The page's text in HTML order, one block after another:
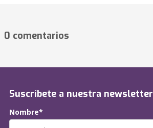
0 comentarios
Suscríbete a nuestra newsletter
Nombre*